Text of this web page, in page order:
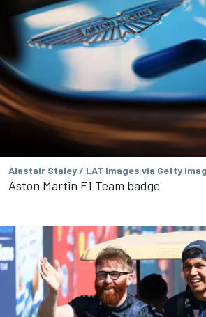
Alastair Staley / LAT Images via Getty
Aston Martin F1 Team badge